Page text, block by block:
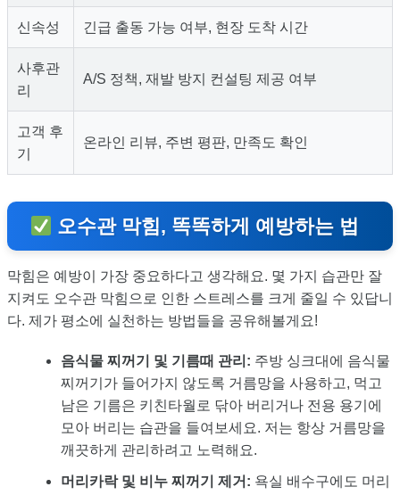
신속성 긴급 출동 가능 여부, 현장 도착 시간
사후관
리
A/S 정책, 재발 방지 컨설팅 제공 여부
고객 후
기
온라인 리뷰, 주변 평판, 만족도 확인
오수관 막힘, 똑똑하게 예방하는 법
막힘은 예방이 가장 중요하다고 생각해요. 몇 가지 습관만 잘
지켜도 오수관 막힘으로 인한 스트레스를 크게 줄일 수 있답니
다. 제가 평소에 실천하는 방법들을 공유해볼게요!
음식물 찌꺼기 및 기름때 관리: 주방 싱크대에 음식물
찌꺼기가 들어가지 않도록 거름망을 사용하고, 먹고
남은 기름은 키친타월로 닦아 버리거나 전용 용기에
모아 버리는 습관을 들여보세요. 저는 항상 거름망을
깨끗하게 관리하려고 노력해요.
머리카락 및 비누 찌꺼기 제거: 욕실 배수구에도 머리